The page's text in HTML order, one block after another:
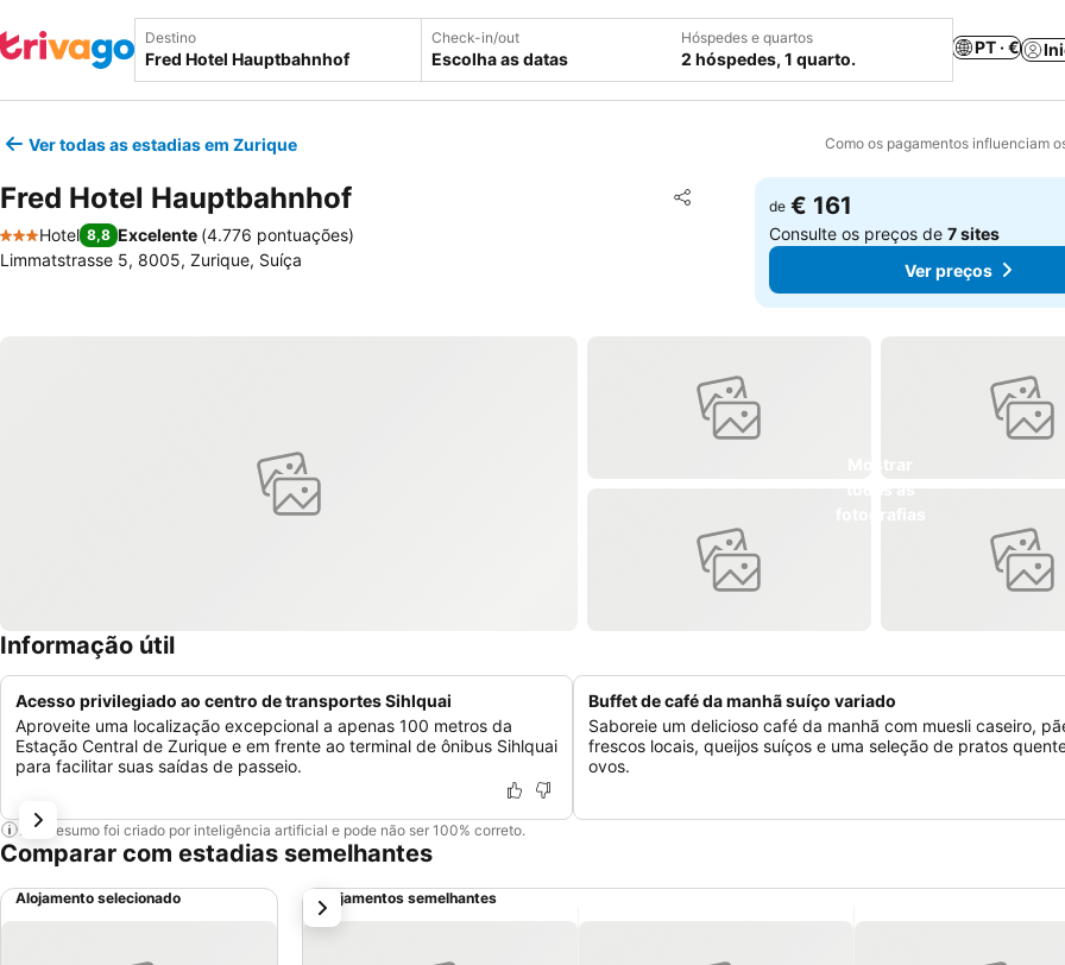
Destino Check-in/out
Escolha as datas
Hóspedes e quartos
2 hóspedes, 1 quarto.
PT · €
Ver todas as estadias em Zurique Como os pagamentos influenciam
Fred Hotel Hauptbahnhof Partilhar
Adicionar aos favoritos
3 Estrelas
Hotel 8,8 Excelente (4.776 pontuações)
Limmatstrasse 5, 8005, Zurique, Suíça
de € 161
Consulte os preços de7 sites
Ver preços
Informação útil
Acesso privilegiado ao centro de transportes Sihlquai
Aproveite uma localização excepcional a apenas 100 metros da
Estação Central de Zurique e em frente ao terminal de ônibus Sihlquai
para facilitar suas saídas de passeio.
Buffet de café da manhã suíço variado
Saboreie um delicioso café da manhã com muesli caseiro,
frescos locais, queijos suíços e uma seleção de pratos
ovos.
Este resumo foi criado por inteligência artificial e pode não ser 100% correto.
Comparar com estadias semelhantes
Alojamento selecionado Alojamentos semelhantes
próximo